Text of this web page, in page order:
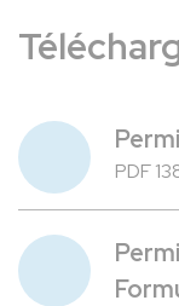
PDF